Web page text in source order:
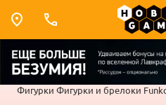
Фигурки Фигурки и брелоки